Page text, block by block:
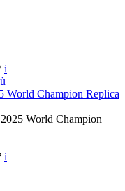
i
World Champion Replica
World Champion
i